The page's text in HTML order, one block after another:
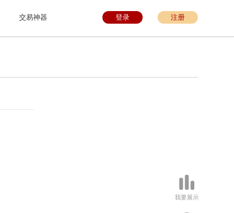
交易神器 登录 注册
我要展示